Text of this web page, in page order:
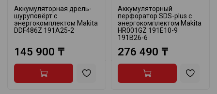
Аккумуляторная дрель-
шуруповёрт с
энергокомплектом Makita
DDF486Z 191A25-2
145 900 ₸
Аккумуляторный
перфоратор SDS-plus с
энергокомплектом Makita
HR001GZ 191E10-9
191B26-6
276 490 ₸